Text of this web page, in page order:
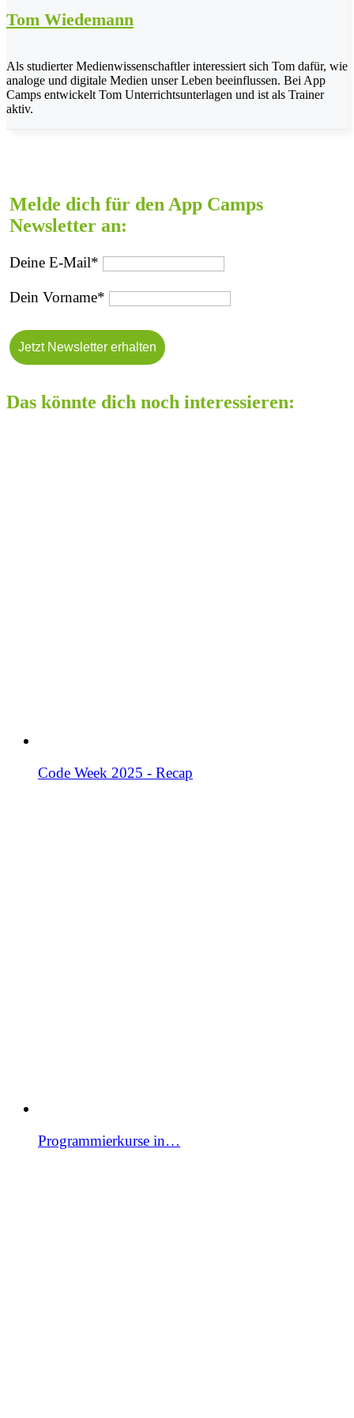
Tom Wiedemann
Als studierter Medienwissenschaftler interessiert sich Tom dafür, wie
analoge und digitale Medien unser Leben beeinflussen. Bei App
Camps entwickelt Tom Unterrichtsunterlagen und ist als Trainer
aktiv.
Melde dich für den App Camps
Newsletter an:
Deine E-Mail*
Dein Vorname*
Das könnte dich noch interessieren:
Code Week 2025 - Recap
Programmierkurse in…